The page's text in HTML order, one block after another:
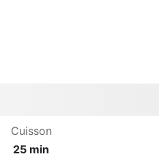
Cuisson
25 min